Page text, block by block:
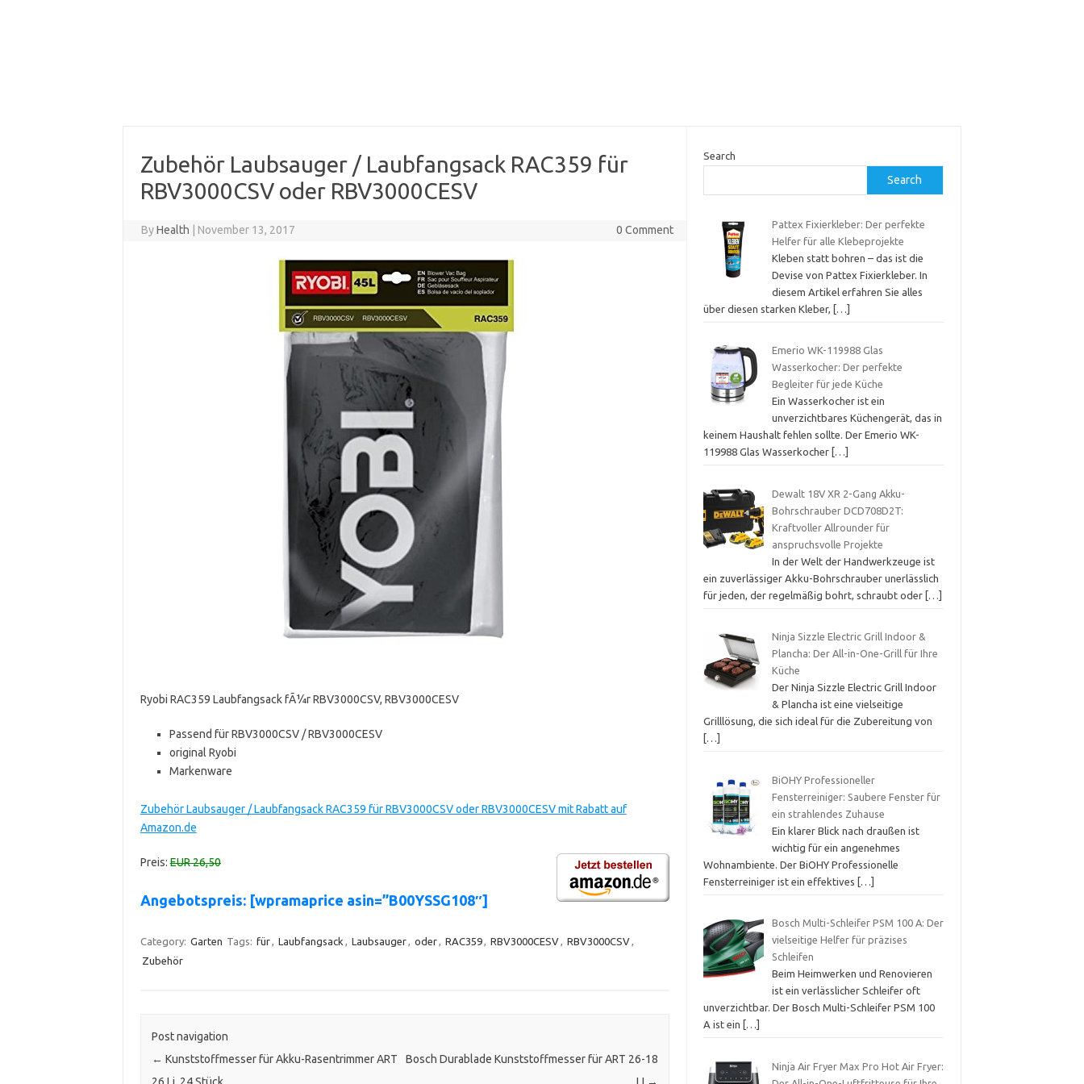
Zubehör Laubsauger / Laubfangsack RAC359 für
RBV3000CSV oder RBV3000CESV
ByHealth November 13, 2017 0 Comment
Ryobi RAC359 Laubfangsack fÃ¼r RBV3000CSV, RBV3000CESV
Passend für RBV3000CSV / RBV3000CESV
original Ryobi
Markenware
Zubehör Laubsauger / Laubfangsack RAC359 für RBV3000CSV oder RBV3000CESV mit Rabatt auf
Amazon.de
Preis:EUR 26,50
Angebotspreis: [wpramaprice asin=”B00YSSG108″]
Category: Garten Tags: für, Laubfangsack , Laubsauger, oder, RAC359, RBV3000CESV, RBV3000CSV,
Zubehör
Post navigation
← Kunststoffmesser für Akku-Rasentrimmer ART
Bosch Durablade Kunststoffmesser für ART 26-18
Search
Search
Pattex Fixierkleber: Der perfekte
Helfer für alle Klebeprojekte
Kleben statt bohren – das ist die
Devise von Pattex Fixierkleber. In
diesem Artikel erfahren Sie alles
über diesen starken Kleber,
[…]
Emerio WK-119988 Glas
Wasserkocher: Der perfekte
Begleiter für jede Küche
Ein Wasserkocher ist ein
unverzichtbares Küchengerät, das in
keinem Haushalt fehlen sollte. Der Emerio WK-
119988 Glas Wasserkocher […]
Dewalt 18V XR 2-Gang Akku-
Bohrschrauber DCD708D2T:
Kraftvoller Allrounder für
anspruchsvolle Projekte
In der Welt der Handwerkzeuge ist
ein zuverlässiger Akku-Bohrschrauber unerlässlich
für jeden, der regelmäßig bohrt, schraubt oder […]
Ninja Sizzle Electric Grill Indoor &
Plancha: Der All-in-One-Grill für Ihre
Küche
Der Ninja Sizzle Electric Grill Indoor
& Plancha ist eine vielseitige
Grilllösung, die sich ideal für die Zubereitung von
[…]
BiOHY Professioneller
Fensterreiniger: Saubere Fenster für
ein strahlendes Zuhause
Ein klarer Blick nach draußen ist
wichtig für ein angenehmes
Wohnambiente. Der BiOHY Professionelle
Fensterreiniger ist ein effektives
[…]
Bosch Multi-Schleifer PSM 100 A: Der
vielseitige Helfer für präzises
Schleifen
Beim Heimwerken und Renovieren
ist ein verlässlicher Schleifer oft
unverzichtbar. Der Bosch Multi-Schleifer PSM 100
A ist ein
[…]
Ninja Air Fryer Max Pro Hot Air Fryer: